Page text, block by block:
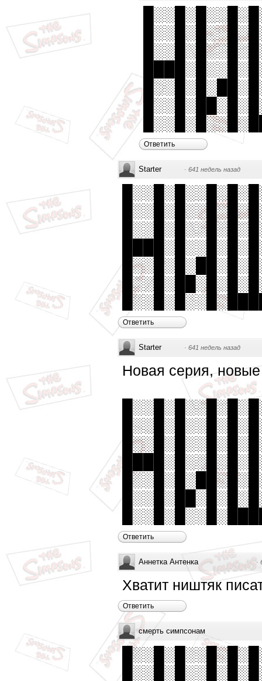
Ответить
Starter · 641 недель назад
Ответить
Starter · 641 недель назад
Новая серия, новые
Ответить
Аннетка Антенка ·
Хватит ништяк
Ответить
смерть симпсонам